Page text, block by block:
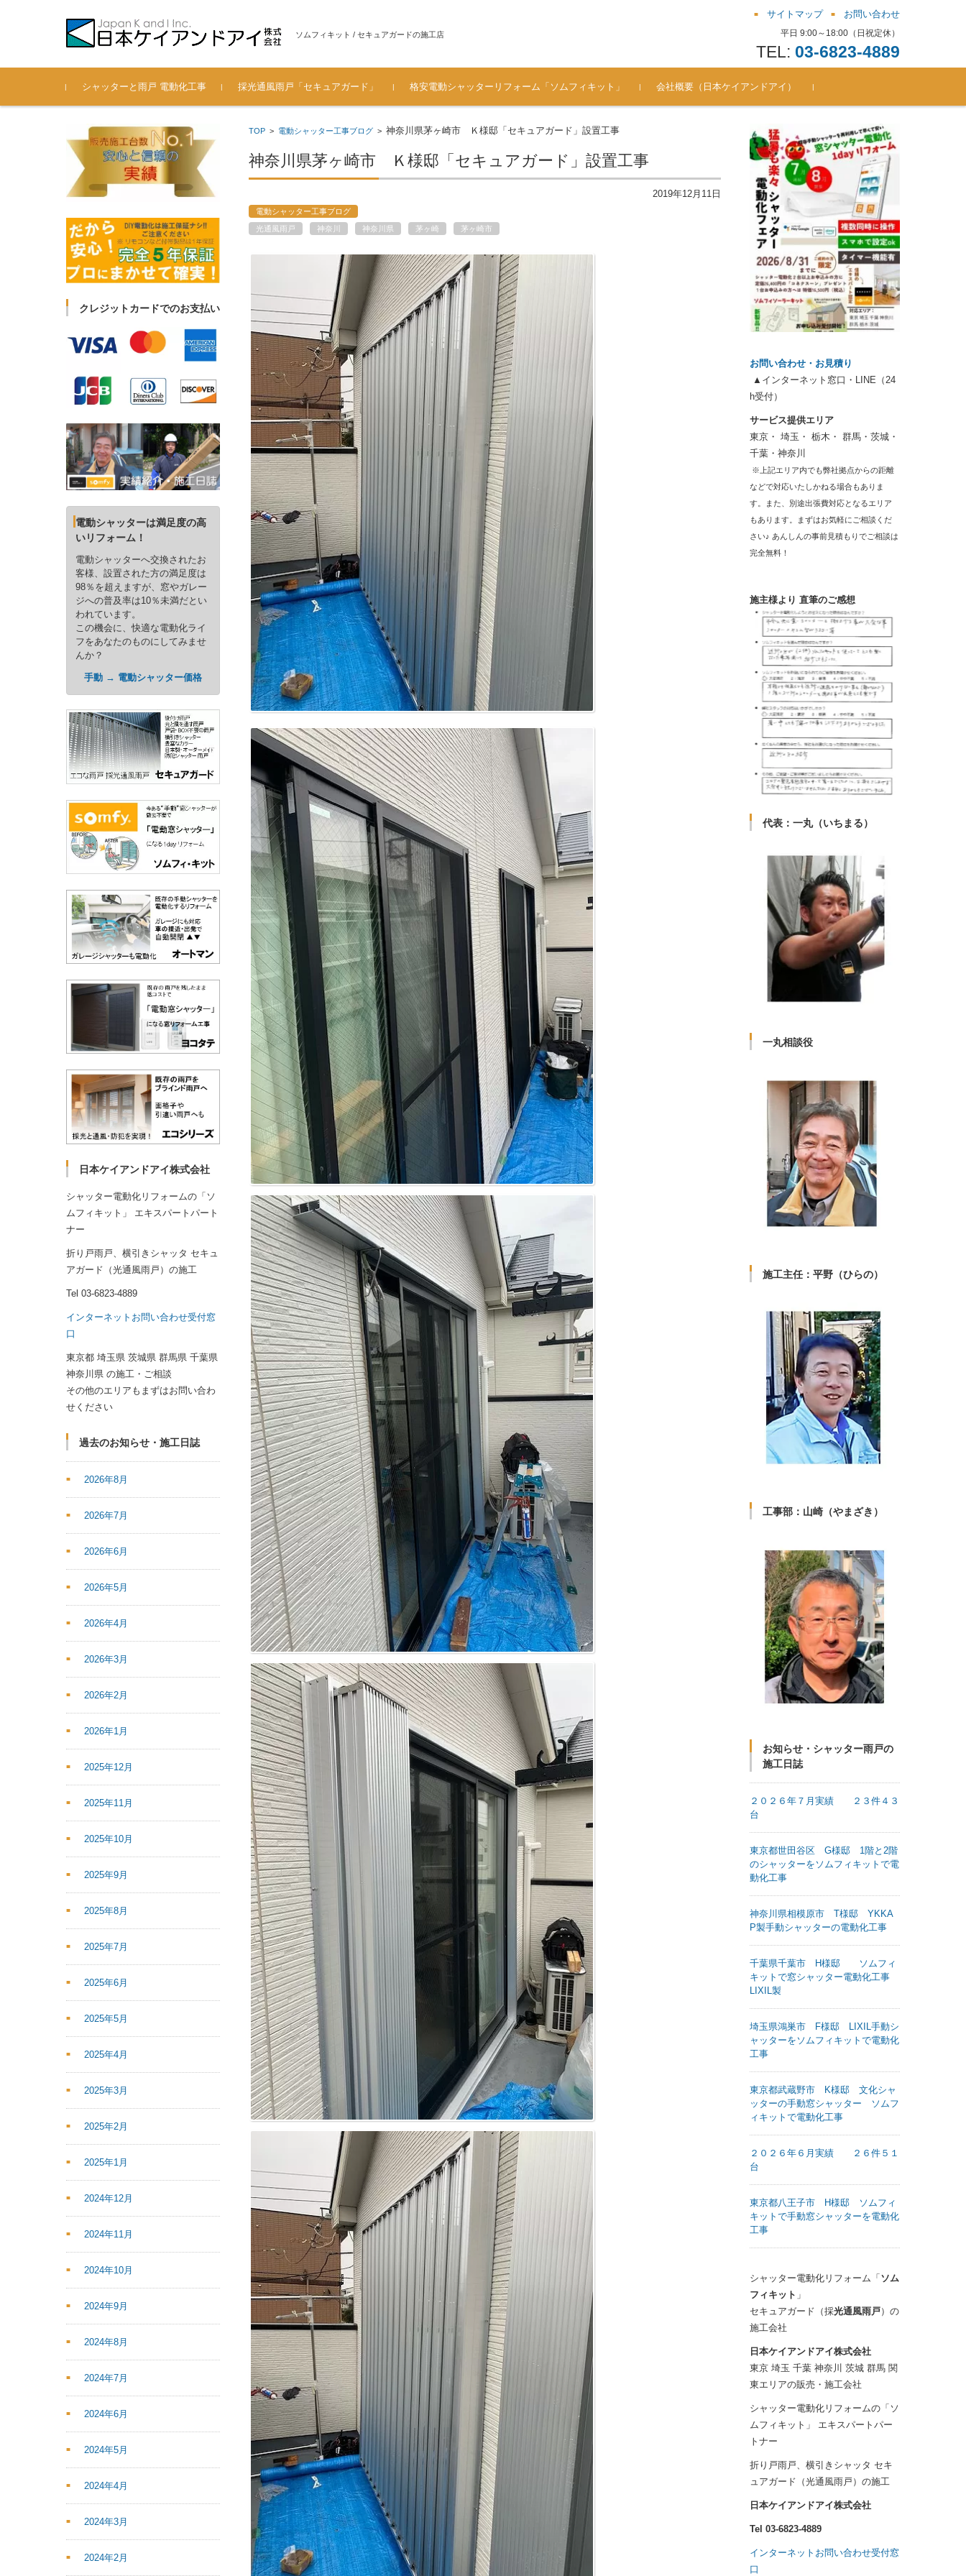
ソムフィキット / セキュアガードの施工店
サイトマップ お問い合わせ
平日 9:00～18:00（日祝定休）
TEL: 03-6823-4889
コンテンツに移動
シャッターと雨戸 電動化工事
戸の工事ブログ
3年～2018年）
採光通風雨戸「セキュアガード」
ード 光通風雨戸）
格安電動シャッターリフォーム「ソムフィキット」
ッターにリフォームするメ
動化工事の注意
の流れ～電源部分の仕上が
ー電動化・ソムフィキット
ーメーカー / ハウスメーカ
フィキット
シャッターの電動リフォー
会社概要（日本ケイアンドアイ）
ター電動化/後付通風雨戸 ほ
ムBlog（201810-201711）
ムBlog（201711-201612）
ムBlog（201612-201510）
ムBlog（201510-201410）
ムBlog（201410-201312）
ムBlog（201312-201305）
TOP > 電動シャッター工事ブログ >神奈川県茅ヶ崎市 Ｋ様邸「セキュアガード」設置工事
神奈川県茅ヶ崎市 Ｋ様邸「セキュアガード」設置工事
2019年12月11日
電動シャッター工事ブログ
光通風雨戸
神奈川 神奈川県 茅ヶ崎 茅ヶ崎市
クレジットカードでのお支払い
電動シャッターは満足度の高
いリフォーム！
電動シャッターへ交換されたお
客様、設置された方の満足度は
98％を超えますが、窓やガレー
ジへの普及率は10％未満だとい
われています。
この機会に、快適な電動化ライ
フをあなたのものにしてみませ
んか？
手動 → 電動シャッター価格
日本ケイアンドアイ株式会社
シャッター電動化リフォームの「ソ
ムフィキット」 エキスパートパート
ナー
折り戸雨戸、横引きシャッタ セキュ
アガード（光通風雨戸）の施工
Tel 03-6823-4889
インターネットお問い合わせ受付窓
口
東京都 埼玉県 茨城県 群馬県 千葉県
神奈川県 の施工・ご相談
その他のエリアもまずはお問い合わ
せください
過去のお知らせ・施工日誌
2026年8月
2026年7月
2026年6月
2026年5月
2026年4月
2026年3月
2026年2月
2026年1月
2025年12月
2025年11月
2025年10月
2025年9月
2025年8月
2025年7月
2025年6月
2025年5月
2025年4月
2025年3月
2025年2月
2025年1月
2024年12月
2024年11月
2024年10月
2024年9月
2024年8月
2024年7月
2024年6月
2024年5月
2024年4月
2024年3月
2024年2月
お問い合わせ・お見積り
▲インターネット窓口・LINE（24
h受付）
サービス提供エリア
東京・ 埼玉・ 栃木・ 群馬・茨城・
千葉・神奈川
※上記エリア内でも弊社拠点からの距離
などで対応いたしかねる場合もありま
す。また、別途出張費対応となるエリア
もあります。まずはお気軽にご相談くだ
さい♪ あんしんの事前見積もりでご相談は
完全無料！
施主様より 直筆のご感想
代表：一丸（いちまる）
一丸相談役
施工主任：平野（ひらの）
工事部：山崎（やまざき）
お知らせ・シャッター雨戸の
施工日誌
２０２６年７月実績 ２３件４３
台
東京都世田谷区 G様邸 1階と2階
のシャッターをソムフィキットで電
動化工事
神奈川県相模原市 T様邸 YKKA
P製手動シャッターの電動化工事
千葉県千葉市 H様邸 ソムフィ
キットで窓シャッター電動化工事
LIXIL製
埼玉県鴻巣市 F様邸 LIXIL手動シ
ャッターをソムフィキットで電動化
工事
東京都武蔵野市 K様邸 文化シャ
ッターの手動窓シャッター ソムフ
ィキットで電動化工事
２０２６年６月実績 ２６件５１
台
東京都八王子市 H様邸 ソムフィ
キットで手動窓シャッターを電動化
工事
シャッター電動化リフォーム「 ソム
フィキット 」
セキュアガード（採光通風雨戸）の
施工会社
日本ケイアンドアイ株式会社
東京 埼玉 千葉 神奈川 茨城 群馬 関
東エリアの販売・施工会社
シャッター電動化リフォームの「ソ
ムフィキット」 エキスパートパー
トナー
折り戸雨戸、横引きシャッタ セキ
ュアガード（光通風雨戸）の施工
日本ケイアンドアイ株式会社
Tel 03-6823-4889
インターネットお問い合わせ受付窓
口